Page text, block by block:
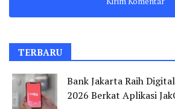
TERBARU
Bank Jakarta Raih
2026 Berkat Aplikasi